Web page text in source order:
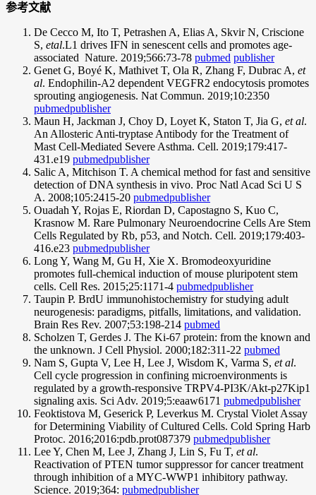
参考文献
De Cecco M, Ito T, Petrashen A, Elias A, Skvir N, Criscione
S, etal.L1 drives IFN in senescent cells and promotes age-
associated Nature. 2019;566:73-78 pubmed publisher
Genet G, Boyé K, Mathivet T, Ola R, Zhang F, Dubrac A, et
al. Endophilin-A2 dependent VEGFR2 endocytosis promotes
sprouting angiogenesis. Nat Commun. 2019;10:2350
pubmedpublisher
Maun H, Jackman J, Choy D, Loyet K, Staton T, Jia G, et al.
An Allosteric Anti-tryptase Antibody for the Treatment of
Mast Cell-Mediated Severe Asthma. Cell. 2019;179:417-
431.e19 pubmedpublisher
Salic A, Mitchison T. A chemical method for fast and sensitive
detection of DNA synthesis in vivo. Proc Natl Acad Sci U S
A. 2008;105:2415-20 pubmedpublisher
Ouadah Y, Rojas E, Riordan D, Capostagno S, Kuo C,
Krasnow M. Rare Pulmonary Neuroendocrine Cells Are Stem
Cells Regulated by Rb, p53, and Notch. Cell. 2019;179:403-
416.e23 pubmedpublisher
Long Y, Wang M, Gu H, Xie X. Bromodeoxyuridine
promotes full-chemical induction of mouse pluripotent stem
cells. Cell Res. 2015;25:1171-4 pubmedpublisher
Taupin P. BrdU immunohistochemistry for studying adult
neurogenesis: paradigms, pitfalls, limitations, and validation.
Brain Res Rev. 2007;53:198-214 pubmed
Scholzen T, Gerdes J. The Ki-67 protein: from the known and
the unknown. J Cell Physiol. 2000;182:311-22 pubmed
Nam S, Gupta V, Lee H, Lee J, Wisdom K, Varma S, et al.
Cell cycle progression in confining microenvironments is
regulated by a growth-responsive TRPV4-PI3K/Akt-p27Kip1
signaling axis. Sci Adv. 2019;5:eaaw6171 pubmedpublisher
Feoktistova M, Geserick P, Leverkus M. Crystal Violet Assay
for Determining Viability of Cultured Cells. Cold Spring Harb
Protoc. 2016;2016:pdb.prot087379 pubmedpublisher
Lee Y, Chen M, Lee J, Zhang J, Lin S, Fu T, et al.
Reactivation of PTEN tumor suppressor for cancer treatment
through inhibition of a MYC-WWP1 inhibitory pathway.
Science. 2019;364: pubmedpublisher